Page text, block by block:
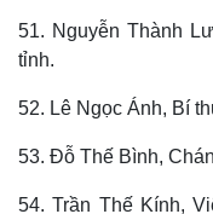
Vụ án
51. Nguyễn Thành
tỉnh.
52. Lê Ngọc Ánh, Bí
53. Đỗ Thế Bình,
54. Trần Thế Kính,